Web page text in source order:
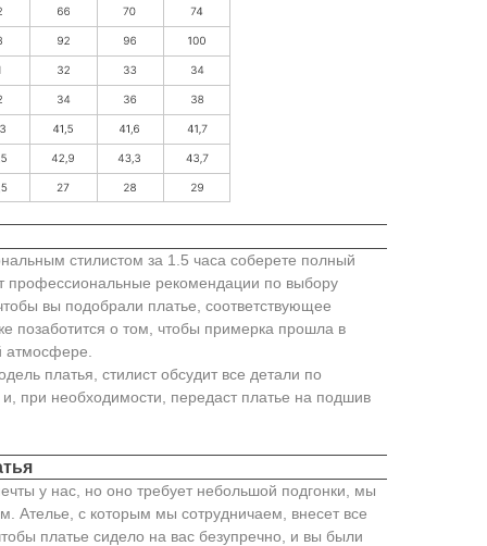
стилистом за 1.5 часа соберете полный
профессиональные рекомендации по выбору
вы подобрали платье, соответствующее
позаботится о том, чтобы примерка прошла в
платья, стилист обсудит все детали по
при необходимости, передаст платье на подшив
у нас, но оно требует небольшой подгонки, мы
Ателье, с которым мы сотрудничаем, внесет все
платье сидело на вас безупречно, и вы были